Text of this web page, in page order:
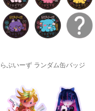
らぶいーず ランダム缶バッジ